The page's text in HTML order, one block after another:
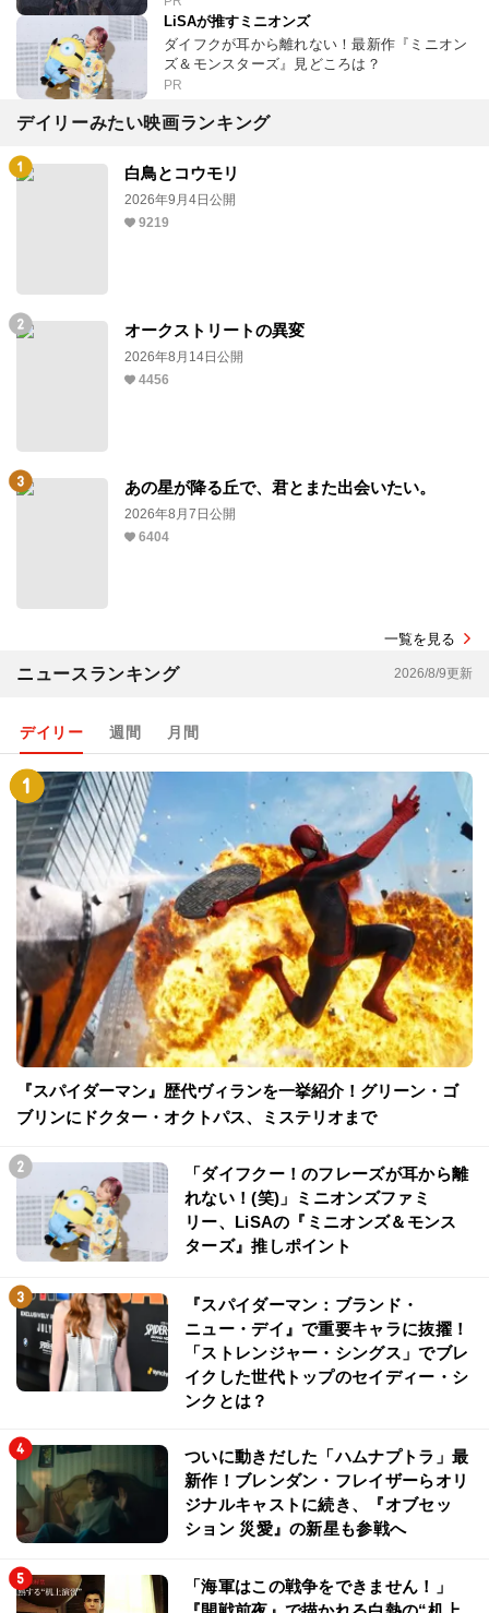
LiSAが推すミニオンズ
ダイフクが耳から離れない！最新作『ミニオン
ズ＆モンスターズ』見どころは？
PR
デイリーみたい映画ランキング
白鳥とコウモリ
2026年9月4日公開
9219
オークストリートの異変
2026年8月14日公開
4456
あの星が降る丘で、君とまた出会いたい。
2026年8月7日公開
6404
一覧を見る
ニュースランキング 2026/8/9更新
デイリー 週間 月間
『スパイダーマン』歴代ヴィランを一挙紹介！グリーン・ゴ
ブリンにドクター・オクトパス、ミステリオまで
「ダイフクー！のフレーズが耳から離
れない！(笑)」ミニオンズファミ
リー、LiSAの『ミニオンズ＆モンス
ターズ』推しポイント
『スパイダーマン：ブランド・
ニュー・デイ』で重要キャラに抜擢！
「ストレンジャー・シングス」でブレ
イクした世代トップのセイディー・シ
ンクとは？
ついに動きだした「ハムナプトラ」最
新作！ブレンダン・フレイザーらオリ
ジナルキャストに続き、『オブセッ
ション 災愛』の新星も参戦へ
「海軍はこの戦争をできません！」